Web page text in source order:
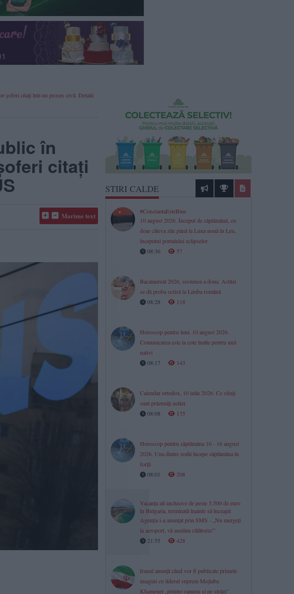
șoferi citați într-un proces civil. Detalii
în
citați
Marime text
STIRI CALDE
#ConstantaEsteBine
10 august 2026. Început de săptămână, cu
doar câteva zile până la Luna nouă în Leu,
începutul portalului eclipselor
08:36
57
Bacalaureat 2026, sesiunea a doua. Astăzi
se dă proba scrisă la Limba română
08:28
118
Horoscop pentru luni, 10 august 2026.
Comunicarea este la cote înalte pentru unii
nativi
08:17
143
Calendar ortodox, 10 iulie 2026. Ce sfinți
sunt prăznuiți astăzi
08:08
135
Horoscop pentru săptămâna 10 - 16 august
2026. Una dintre zodii începe săptămâna în
forță
08:01
208
Vacanța all-inclusive de peste 3.500 de euro
în Bulgaria, terminată înainte să înceapă
Agenția i-a anunțat prin SMS - „Nu mergeți
la aeroport, vă anulăm călătoria!”
21:55
428
Iranul anunță când vor fi publicate primele
imagini cu liderul suprem Mojtaba
Khamenei „printre oameni şi pe străzi”